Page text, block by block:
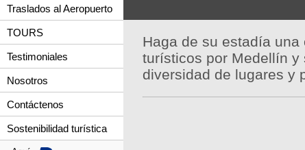
Traslados al Aeropuerto
TOURS
Testimoniales
Nosotros
Contáctenos
Sostenibilidad turística
Haga de su estadía
turísticos por Medellín y
diversidad de lugares y